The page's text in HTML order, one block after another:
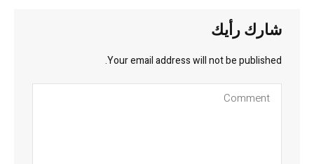
شارك رأيك
Your email address will not be published.